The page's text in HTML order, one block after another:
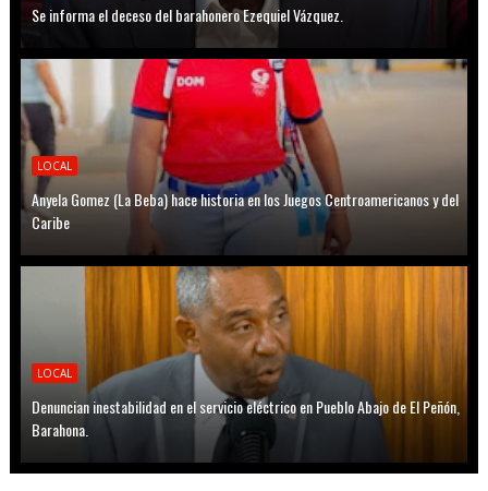
Se informa el deceso del barahonero Ezequiel Vázquez.
LOCAL
Anyela Gomez (La Beba) hace historia en los Juegos Centroamericanos y del
Caribe
LOCAL
Denuncian inestabilidad en el servicio eléctrico en Pueblo Abajo de El Peñón,
Barahona.